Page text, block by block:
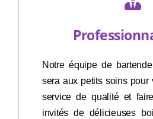
Notre équipe de
sera aux petits soins pour
service de qualité et
invités de délicieuses